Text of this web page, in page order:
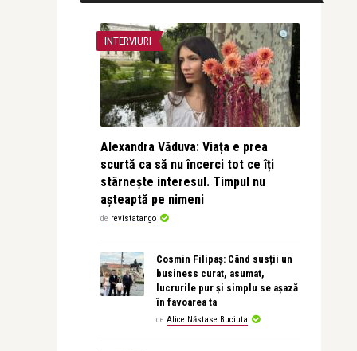
INTERVIURI
Alexandra Văduva: Viața e prea
scurtă ca să nu încerci tot ce îți
stârnește interesul. Timpul nu
așteaptă pe nimeni
de revistatango
Cosmin Filipaș: Când susții un
business curat, asumat,
lucrurile pur și simplu se așază
în favoarea ta
de Alice Năstase Buciuta